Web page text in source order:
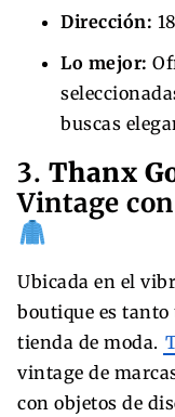
Dirección:
Lo mejor:
buscas
3. Thanx
Vintage
Ubicada en el
boutique es
tienda de moda.
vintage de
con objetos de